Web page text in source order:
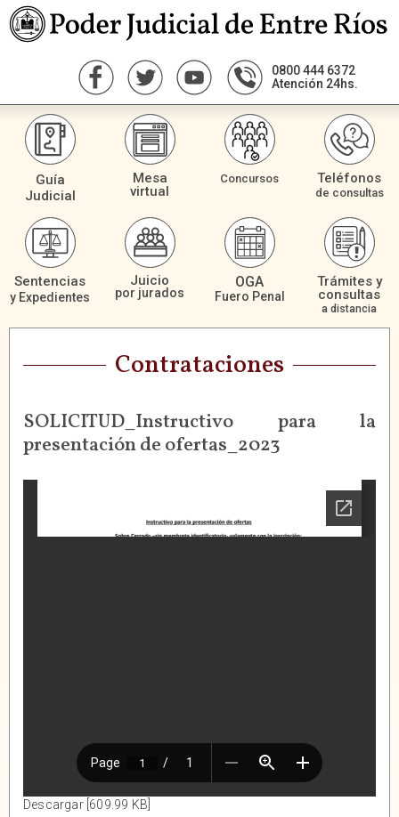
0800 444 6372
Atención 24hs.
Guía
Judicial
Mesa
virtual
Concursos Teléfonos
de consultas
Sentencias
y Expedientes
Juicio
por jurados
OGA
Fuero Penal
Trámites y
consultas
a distancia
Contrataciones
SOLICITUD_Instructivo para la
presentación de ofertas_2023
Descargar [609.99 KB]